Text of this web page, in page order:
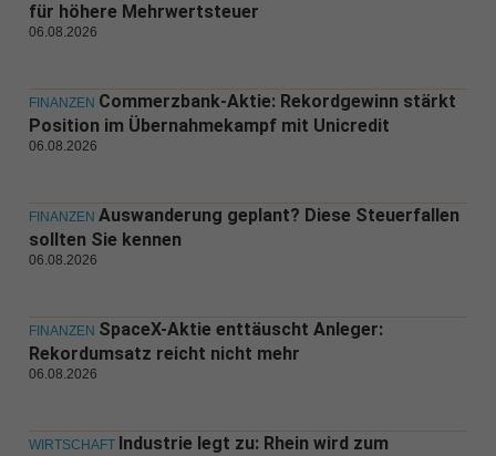
für höhere Mehrwertsteuer
06.08.2026
FINANZEN Commerzbank-Aktie: Rekordgewinn stärkt
Position im Übernahmekampf mit Unicredit
06.08.2026
FINANZEN Auswanderung geplant? Diese Steuerfallen
sollten Sie kennen
06.08.2026
FINANZEN SpaceX-Aktie enttäuscht Anleger:
Rekordumsatz reicht nicht mehr
06.08.2026
WIRTSCHAFT Industrie legt zu: Rhein wird zum